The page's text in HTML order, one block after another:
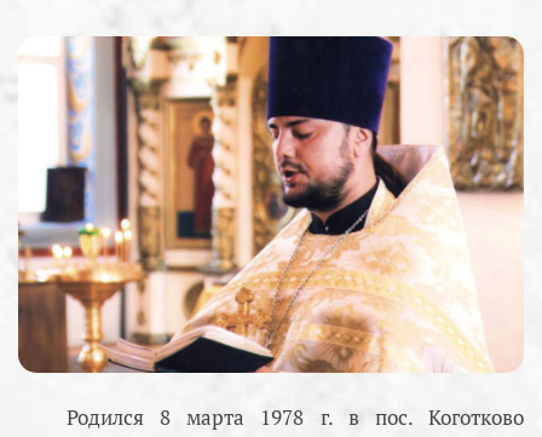
Родился 8 марта 1978 г. в пос. Коготково